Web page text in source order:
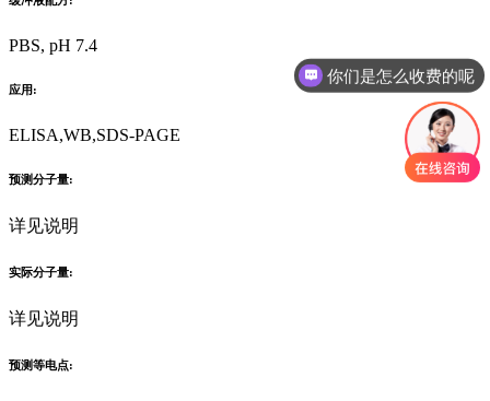
PBS, pH 7.4
应用:
ELISA,WB,SDS-PAGE
预测分子量:
详见说明
实际分子量:
详见说明
预测等电点:
你们是怎么收费的呢